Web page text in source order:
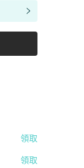
領取
領取